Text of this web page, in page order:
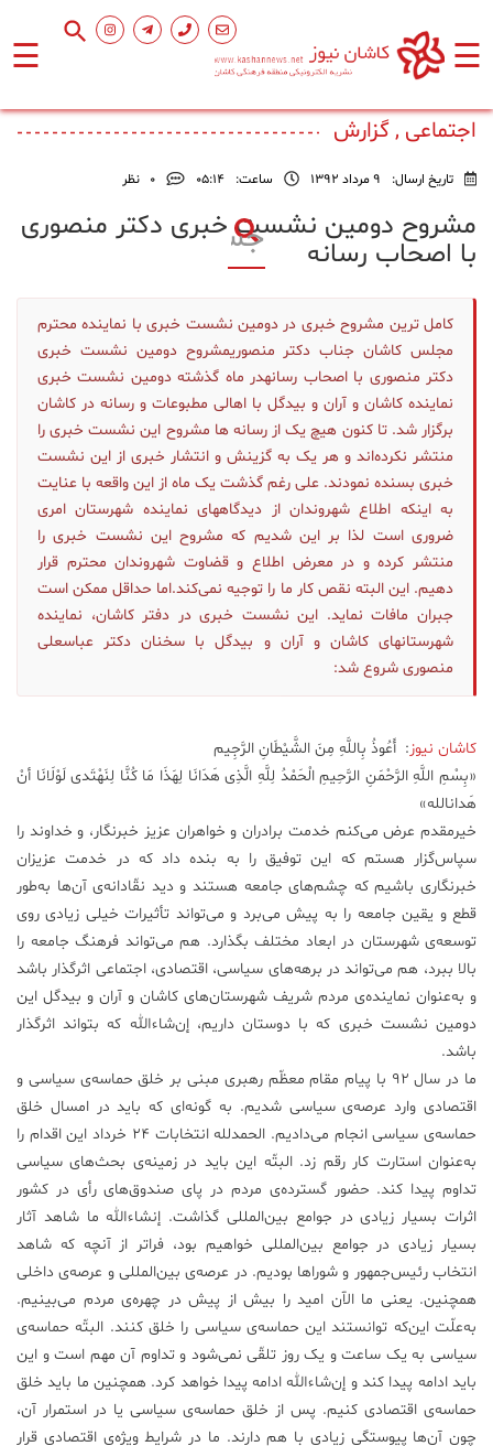
☰ ☰
اصلی
فرهنگ
هنر
ورزشی
محیط
زیست
فناوری
عکس
مجله
فرهنگی
و
هنری
اجتماعی , گزارش
تاریخ ارسال: 9 مرداد 1392 ساعت: ۰۵:۱۴ 0 نظر
مشروح دومین نشست خبری دکتر منصوری
با اصحاب رسانه
کامل ترین مشروح خبری در دومین نشست خبری با نماینده محترم
مجلس کاشان جناب دکتر منصوریمشروح دومین نشست خبری
دکتر منصوری با اصحاب رسانهدر ماه گذشته دومین نشست خبری
نماینده کاشان و آران و بیدگل با اهالی مطبوعات و رسانه در کاشان
برگزار شد. تا کنون هیچ یک از رسانه ها مشروح این نشست خبری را
منتشر نکرده‌اند و هر یک به گزینش و انتشار خبری از این نشست
خبری بسنده نمودند. علی رغم گذشت یک ماه از این واقعه با عنایت
به اینکه اطلاع شهروندان از دیدگاههای نماینده شهرستان امری
ضروری است لذا بر این شدیم که مشروح این نشست خبری را
منتشر کرده و در معرض اطلاع و قضاوت شهروندان محترم قرار
دهیم. این البته نقص کار ما را توجیه نمی‌کند.اما حداقل ممکن است
جبران مافات نماید. این نشست خبری در دفتر کاشان، نماینده
شهرستانهای کاشان و آران و بیدگل با سخنان دکتر عباسعلی
منصوری شروع شد:
کاشان نیوز : أَعُوذُ بِاللَّهِ مِنَ الشَّیْطَانِ الرَّجِیم
«بِسْمِ اللَّهِ الرَّحْمَنِ الرَّحِیمِ الْحَمْدُ لِلَّهِ الَّذِی هَدَانَا لِهَذَا مَا کُنَّا لِنَهْتَدی‏ لَوْلَانَا أنْ
هَدانالله»
خیرمقدم عرض می‌کنم خدمت برادران و خواهران عزیز خبرنگار، و خداوند را
سپاس‌گزار هستم که این توفیق را به بنده داد که در خدمت عزیزان
خبرنگاری باشیم که چشم‌های جامعه هستند و دید نقّادانه‌ی آن‌ها به‌طور
قطع و یقین جامعه را به پیش می‌برد و می‌تواند تأثیرات خیلی زیادی روی
توسعه‌ی شهرستان در ابعاد مختلف بگذارد. هم می‌تواند فرهنگ جامعه را
بالا ببرد، هم می‌تواند در برهه‌‌های سیاسی، اقتصادی، اجتماعی اثرگذار باشد
و به‌عنوان نماینده‌ی مردم شریف شهرستان‌های کاشان و آران و بیدگل این
دومین نشست خبری که با دوستان داریم، إن‌شاءالله که بتواند اثرگذار
باشد.
ما در سال ۹۲ با پیام مقام معظّم رهبری مبنی بر خلق حماسه‌ی سیاسی و
اقتصادی وارد عرصه‌ی سیاسی شدیم. به گونه‌ای که باید در امسال خلق
حماسه‌ی سیاسی انجام می‌دادیم. الحمدلله انتخابات ۲۴ خرداد این اقدام را
به‌عنوان استارت کار رقم زد. البتّه این باید در زمینه‌ی بحث‌های سیاسی
تداوم پیدا کند. حضور گسترده‌ی مردم در پای صندوق‌های رأی در کشور
اثرات بسیار زیادی در جوامع بین‌المللی گذاشت. إنشاءالله ما شاهد آثار
بسیار زیادی در جوامع بین‌المللی خواهیم بود، فراتر از آنچه که شاهد
انتخاب رئیس‌جمهور و شوراها بودیم. در عرصه‌ی بین‌المللی و عرصه‌ی داخلی
همچنین. یعنی ما الآن امید را بیش از پیش در چهره‌ی مردم می‌بینیم.
به‌علّت این‌که توانستند این حماسه‌ی سیاسی را خلق کنند. البتّه حماسه‌ی
سیاسی به یک ساعت و یک روز تلقّی نمی‌شود و تداوم آن مهم است و این
باید ادامه پیدا کند و إن‌شاءالله ادامه پیدا خواهد کرد. همچنین ما باید خلق
حماسه‌ی اقتصادی کنیم. پس از خلق حماسه‌ی سیاسی یا در استمرار آن،
چون آن‌ها پیوستگی زیادی با هم دارند. ما در شرایط ویژه‌ی اقتصادی قرار